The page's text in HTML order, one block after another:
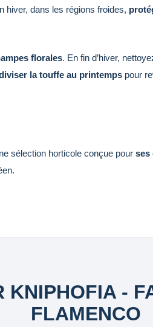
hiver, dans les régions froides,
florales. En fin d’hiver,
la touffe au printemps pour
sélection horticole conçue pour ses
KNIPHOFIA -
FLAMENCO